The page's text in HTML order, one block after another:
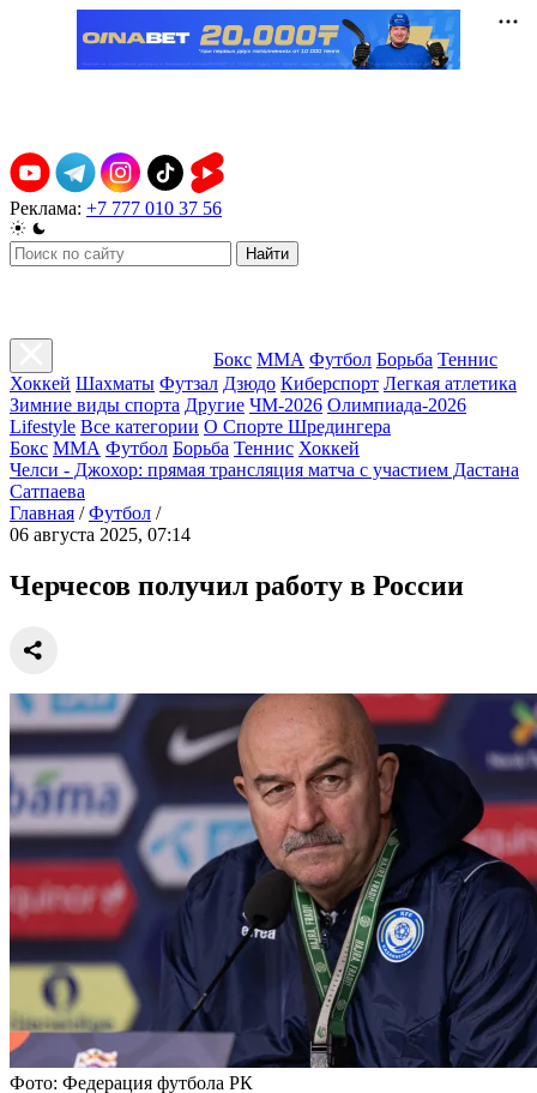
Реклама: +7 777 010 37 56
Найти
Бокс ММА Футбол Борьба Теннис
Хоккей Шахматы Футзал Дзюдо Киберспорт Легкая атлетика
Зимние виды спорта Другие ЧМ-2026 Олимпиада-2026
Lifestyle Все категории О Спорте Шредингера
Бокс ММА Футбол Борьба Теннис Хоккей
Челси - Джохор: прямая трансляция матча с участием Дастана
Сатпаева
Главная / Футбол /
06 августа 2025, 07:14
Черчесов получил работу в России
Фото: Федерация футбола РК